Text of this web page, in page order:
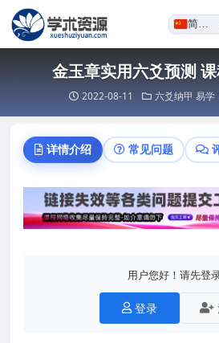
简体…
金玉章实用六爻预测
2022-08-11 六爻纳甲 易学
详情介绍 常见问题
用户您好！请先登
登录